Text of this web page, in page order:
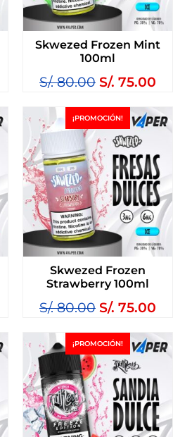
Skwezed Frozen Mint
100ml
S/.80.00 S/. 75.00
¡PROMOCIÓN!
Skwezed Frozen
Strawberry 100ml
S/.80.00 S/. 75.00
¡PROMOCIÓN!